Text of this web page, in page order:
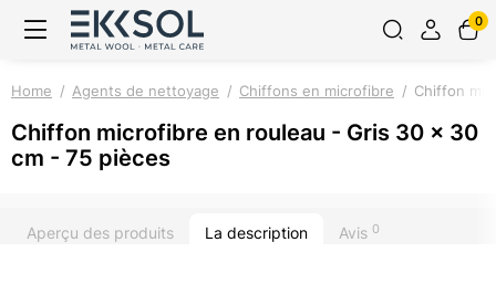
0
Home Agents de nettoyage Chiffons en microfibre Chiffon
Chiffon microfibre en rouleau - Gris 30 x 30
cm - 75 pièces
Aperçu des produits La description Avis 0